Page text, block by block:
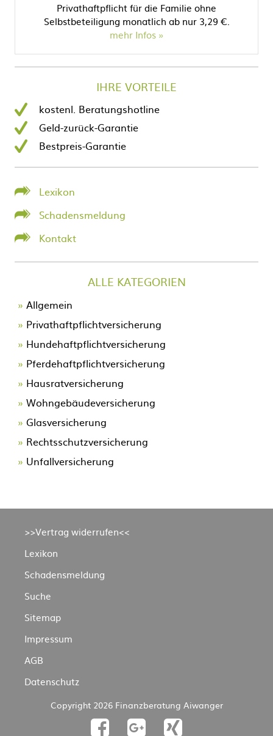
Privathaftpflicht für die Familie ohne
Selbstbeteiligung monatlich ab nur 3,29 €.
mehr Infos
IHRE VORTEILE
kostenl. Beratungshotline
Geld-zurück-Garantie
Bestpreis-Garantie
Lexikon
Schadensmeldung
Kontakt
ALLE KATEGORIEN
Allgemein
Privathaftpflichtversicherung
Hundehaftpflichtversicherung
Pferdehaftpflichtversicherung
Hausratversicherung
Wohngebäudeversicherung
Glasversicherung
Rechtsschutzversicherung
Unfallversicherung
>>Vertrag widerrufen<<
Lexikon
Schadensmeldung
Suche
Sitemap
Impressum
AGB
Datenschutz
Copyright 2026 Finanzberatung Aiwanger